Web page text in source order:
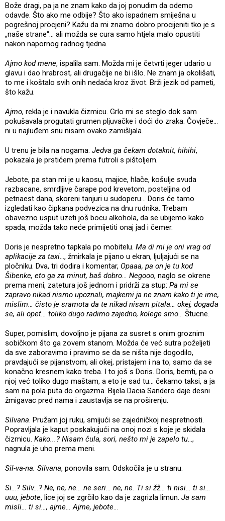
Bože dragi, pa ja ne znam kako da joj ponudim da odemo
odavde. Što ako me odbije? Što ako ispadnem smiješna u
pogrešnoj procjeni? Kažu da mi znamo dobro procijeniti tko je s
„naše strane“… ali možda se cura samo htjela malo opustiti
nakon napornog radnog tjedna.
Ajmo kod mene, ispalila sam. Možda mi je četvrti jeger udario u
glavu i dao hrabrost, ali drugačije ne bi išlo. Ne znam ja okolišati,
to me i koštalo svih onih nedaća kroz život. Brži jezik od pameti,
što kažu.
Ajmo, rekla je i navukla čizmicu. Grlo mi se steglo dok sam
pokušavala progutati grumen pljuvačke i doći do zraka. Čovječe…
ni u najluđem snu nisam ovako zamišljala.
U trenu je bila na nogama. Jedva ga čekam dotaknit, hihihi,
pokazala je prstićem prema futroli s pištoljem.
Jebote, pa stan mi je u kaosu, majice, hlače, košulje svuda
razbacane, smrdljive čarape pod krevetom, posteljina od
petnaest dana, skoreni tanjuri u sudoperu… Doris će tamo
izgledati kao čipkana podvezica na dnu rudnika. Trebam
obavezno usput uzeti još bocu alkohola, da se ubijemo kako
spada, možda tako neće primijetiti onaj jad i čemer.
Doris je nespretno tapkala po mobitelu. Ma di mi je oni vrag od
aplikacije za taxi…, žmirkala je pijano u ekran, ljuljajući se na
pločniku. Dva, tri dodira i komentar, Opaaa, pa on je tu kod
Šibenke, eto ga za minut, baš dobro… Negooo, naglo se okrene
prema meni, zatetura još jednom i pridrži za stup: Pa mi se
zapravo nikad nismo upoznali, majkemi ja ne znam kako ti je ime,
mislim… čisto je sramota da te nikad nisam pitala… okej, događa
se, ali opet… toliko dugo radimo zajedno, kolege smo… Štucne.
Super, pomislim, dovoljno je pijana za susret s onim groznim
sobičkom što ga zovem stanom. Možda će već sutra poželjeti
da sve zaboravimo i pravimo se da se ništa nije dogodilo,
pravdajući se pijanstvom, ali okej, pristajem i na to, samo da se
konačno kresnem kako treba. I to još s Doris. Doris, bemti, pa o
njoj već toliko dugo maštam, a eto je sad tu… čekamo taksi, a ja
sam na pola puta do orgazma. Bijela Dacia Sandero daje desni
žmigavac pred nama i zaustavlja se na proširenju.
Silvana. Pružam joj ruku, smijući se zajedničkoj nespretnosti.
Popravljala je kaput poskakujući na onoj nozi s koje je skidala
čizmicu. Kako...? Nisam čula, sori, nešto mi je zapelo tu…,
nagnula je uho prema meni.
Sil-va-na. Silvana, ponovila sam. Odskočila je u stranu.
Si…? Silv…? Ne, ne, ne… ne seri… ne, ne. Ti si žž… ti nisi… ti si…
uuu, jebote, lice joj se zgrčilo kao da je zagrizla limun. Ja sam
misli… ti si…, ajme… Ajme, jebote…